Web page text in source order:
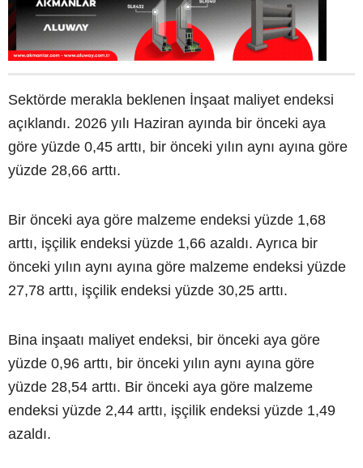
Sektörde merakla beklenen İnşaat maliyet endeksi
açıklandı. 2026 yılı Haziran ayında bir önceki aya
göre yüzde 0,45 arttı, bir önceki yılın aynı ayına göre
yüzde 28,66 arttı.
Bir önceki aya göre malzeme endeksi yüzde 1,68
arttı, işçilik endeksi yüzde 1,66 azaldı. Ayrıca bir
önceki yılın aynı ayına göre malzeme endeksi yüzde
27,78 arttı, işçilik endeksi yüzde 30,25 arttı.
Bina inşaatı maliyet endeksi, bir önceki aya göre
yüzde 0,96 arttı, bir önceki yılın aynı ayına göre
yüzde 28,54 arttı. Bir önceki aya göre malzeme
endeksi yüzde 2,44 arttı, işçilik endeksi yüzde 1,49
azaldı.